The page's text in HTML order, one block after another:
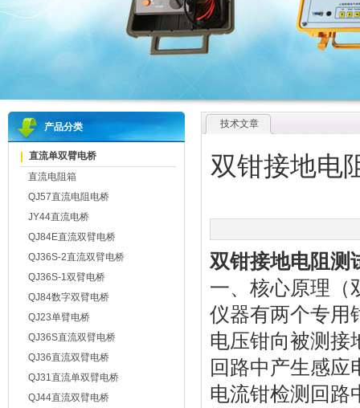
产品分类
直流单双臂电桥
直流电阻箱
QJ57直流电阻电桥
JY44直流电桥
QJ84E直流双臂电桥
QJ36S-2直流双臂电桥
QJ36S-1双臂电桥
QJ84数字双臂电桥
QJ23单臂电桥
QJ36S直流双臂电桥
QJ36直流双臂电桥
QJ31直流单双臂电桥
QJ44直流双臂电桥
技术文章
双钳接地电
双钳接地电阻测
一、核心原理（
仪器有两个专用
电压钳向被测接
回路中产生感应
电流钳检测回路